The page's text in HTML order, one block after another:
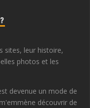
sites, leur histoire,
photos et les
devenue un mode de
découvrir de